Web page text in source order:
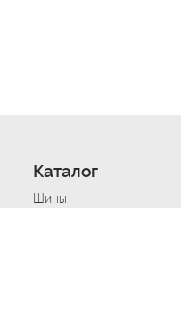
Каталог
Шины